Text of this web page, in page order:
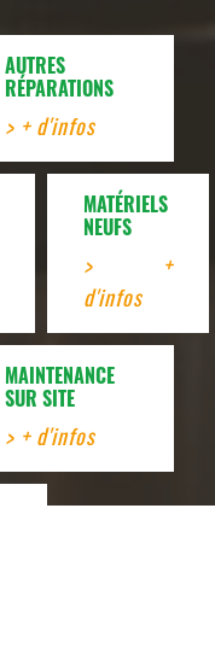
AUTRES
RÉPARATIONS
> + d'infos
MATÉRIELS
NEUFS
> +
d'infos
MAINTENANCE
SUR SITE
> + d'infos